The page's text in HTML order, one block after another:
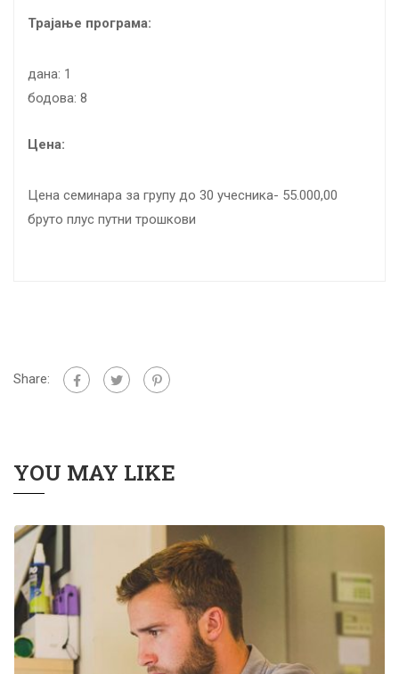
Трајање програма:
дана: 1
бодова: 8
Цена:
Цена семинара за групу до 30 учесника- 55.000,00
бруто плус путни трошкови
Share:
YOU MAY LIKE